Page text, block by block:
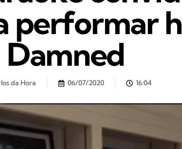
performar
Damned
da Hora 06/07/2020 16:04